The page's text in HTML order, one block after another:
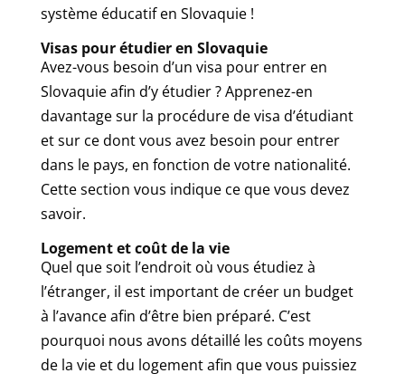
système éducatif en Slovaquie !
Visas pour étudier en Slovaquie
Avez-vous besoin d’un visa pour entrer en
Slovaquie afin d’y étudier ? Apprenez-en
davantage sur la procédure de visa d’étudiant
et sur ce dont vous avez besoin pour entrer
dans le pays, en fonction de votre nationalité.
Cette section vous indique ce que vous devez
savoir.
Logement et coût de la vie
Quel que soit l’endroit où vous étudiez à
l’étranger, il est important de créer un budget
à l’avance afin d’être bien préparé. C’est
pourquoi nous avons détaillé les coûts moyens
de la vie et du logement afin que vous puissiez